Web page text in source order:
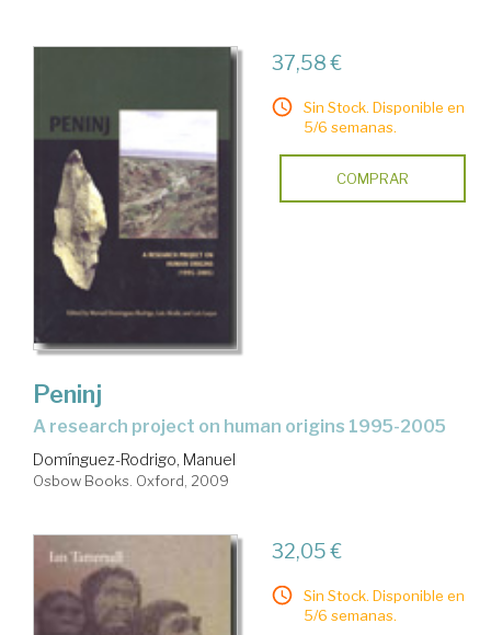
37,58 €
Sin Stock. Disponible en
5/6 semanas.
COMPRAR
Peninj
a research project on human origins 1995-2005
Domínguez-Rodrigo, Manuel
Osbow Books. Oxford, 2009
32,05 €
Sin Stock. Disponible en
5/6 semanas.